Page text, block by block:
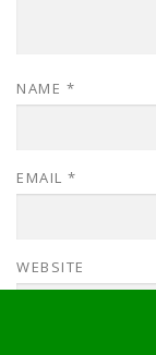
NAME *
EMAIL *
WEBSITE